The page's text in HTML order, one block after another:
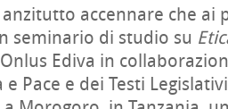
accennare che ai
seminario di studio su
Ediva in
e Pace e dei Testi